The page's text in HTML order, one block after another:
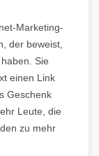
Marketing-
der beweist,
Sie
einen Link
Geschenk
Leute, die
zu mehr